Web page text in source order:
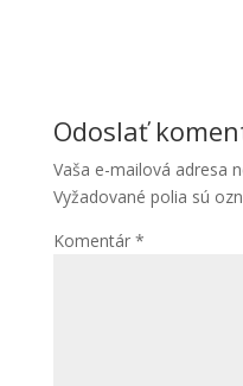
Odoslať
Vaša e-mailová adresa
Vyžadované polia sú
Komentár *
spôsobu
webovej
stránky.